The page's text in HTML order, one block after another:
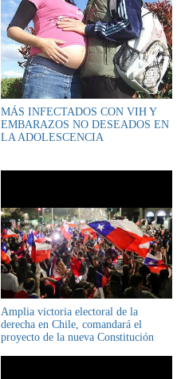
MÁS INFECTADOS CON VIH Y
EMBARAZOS NO DESEADOS EN
LA ADOLESCENCIA
Amplia victoria electoral de la
derecha en Chile, comandará el
proyecto de la nueva Constitución